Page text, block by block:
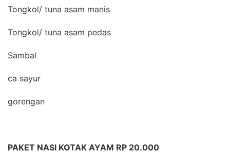
Tongkol/ tuna asam manis
Tongkol/ tuna asam pedas
Sambal
ca sayur
gorengan
PAKET NASI KOTAK AYAM RP 20.000